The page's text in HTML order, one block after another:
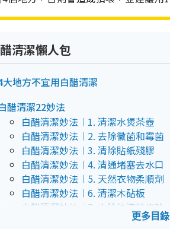
清潔懶人包
大地方不宜用白醋清潔
醋清潔22妙法
白醋清潔妙法︱1. 清潔水煲茶壺
白醋清潔妙法︱2. 去除黴菌和霉菌
白醋清潔妙法︱3. 清除貼紙殘膠
白醋清潔妙法︱4. 清通堵塞去水口
白醋清潔妙法︱5. 天然衣物柔順劑
白醋清潔妙法︱6. 清潔木砧板
白醋清潔妙法︱7. 去除油漆裝修味
白醋清潔妙法︱8. 清潔刀片